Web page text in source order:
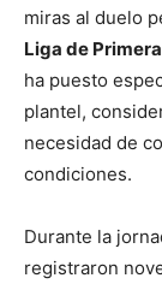
miras al duelo
Liga de
ha puesto
plantel,
necesidad de
condiciones.
Durante la
registraron